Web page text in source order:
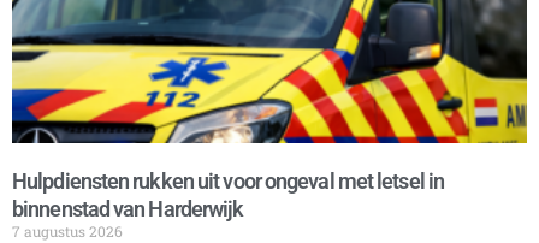
Hulpdiensten rukken uit voor ongeval met letsel in
binnenstad van Harderwijk
7 augustus 2026